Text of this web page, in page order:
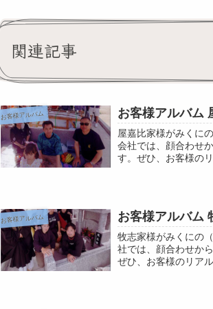
関連記事
お客様アルバム お客様アルバム
屋嘉比家様がみくに
会社では、顔合わせ
す。ぜひ、お客様の
お客様アルバム お客様アルバム
牧志家様がみくにの
社では、顔合わせか
ぜひ、お客様のリア